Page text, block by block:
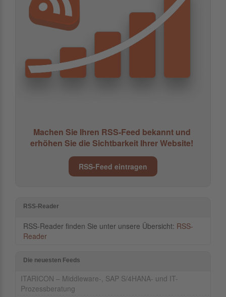
Machen Sie Ihren RSS-Feed bekannt und
erhöhen Sie die Sichtbarkeit Ihrer Website!
RSS-Feed eintragen
RSS-Reader
RSS-Reader finden Sie unter unsere Übersicht: RSS-
Reader
Die neuesten Feeds
ITARICON – Middleware-, SAP S/4HANA- und IT-
Prozessberatung